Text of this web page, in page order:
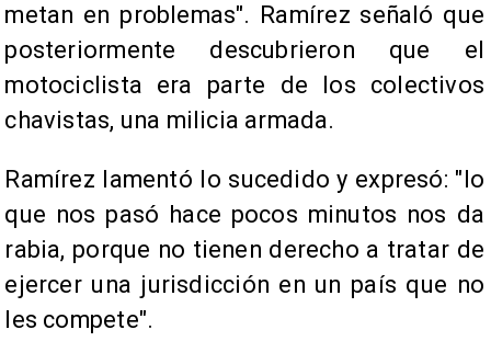
metan en problemas". Ramírez señaló que
posteriormente descubrieron que el
motociclista era parte de los colectivos
chavistas, una milicia armada.
Ramírez lamentó lo sucedido y expresó: "lo
que nos pasó hace pocos minutos nos da
rabia, porque no tienen derecho a tratar de
ejercer una jurisdicción en un país que no
les compete".